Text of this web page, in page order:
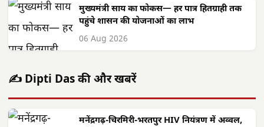
मुख्यमंत्री साय का फोकस— हर पात्र हितग्राही तक
पहुंचे शासन की योजनाओं का लाभ
06 Aug 2026
✍️ Dipti Das की और खबरें
मनेंद्रगढ़-चिरमिरी-भरतपुर HIV नियंत्रण में अव्वल,